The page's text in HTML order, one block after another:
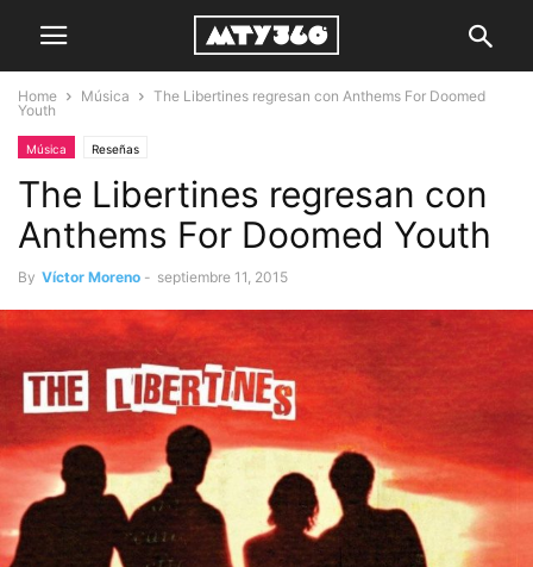
Home Música
The Libertines regresan con Anthems For Doomed
Youth
Música Reseñas
The Libertines regresan con
Anthems For Doomed Youth
By Víctor Moreno - septiembre 11, 2015